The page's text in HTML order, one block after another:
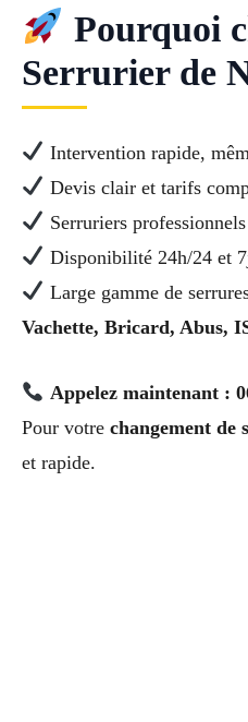
Pourquoi
Serrurier de
Intervention rapide,
Devis clair et tarifs
Serruriers
Disponibilité 24h/24 et
Large gamme de
Vachette, Bricard, Abus,
Appelez maintenant :
Pour votre changement de
et rapide.